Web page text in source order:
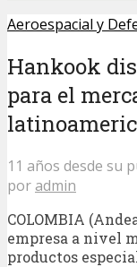
Aeroespacial y
Hankook
para el
11 años desde su
poradmin
COLOMBIA
empresa a nivel
productos